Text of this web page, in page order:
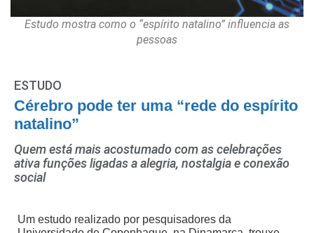
Estudo mostra como o “espírito natalino” influencia as
pessoas
ESTUDO
Cérebro pode ter uma “rede do espírito
natalino”
Quem está mais acostumado com as celebrações
ativa funções ligadas a alegria, nostalgia e conexão
social
Um estudo realizado por pesquisadores da